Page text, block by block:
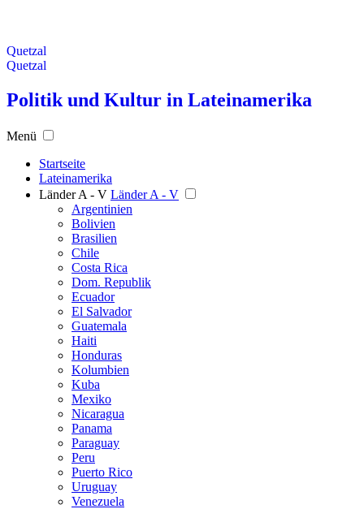
Quetzal
Quetzal
Politik und Kultur in Lateinamerika
Menü
Startseite
Lateinamerika
Länder A - V Länder A - V
Argentinien
Bolivien
Brasilien
Chile
Costa Rica
Dom. Republik
Ecuador
El Salvador
Guatemala
Haiti
Honduras
Kolumbien
Kuba
Mexiko
Nicaragua
Panama
Paraguay
Peru
Puerto Rico
Uruguay
Venezuela